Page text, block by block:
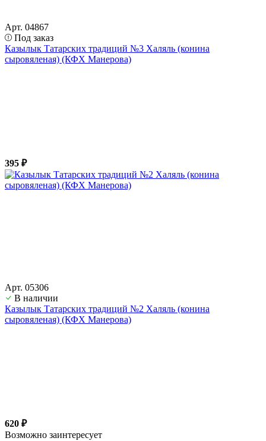
Арт. 04867
Под заказ
Казылык Татарских традиций №3 Халяль (конина
сыровяленая) (КФХ Манерова)
395 ₽
Арт. 05306
В наличии
Казылык Татарских традиций №2 Халяль (конина
сыровяленая) (КФХ Манерова)
620 ₽
Возможно заинтересует